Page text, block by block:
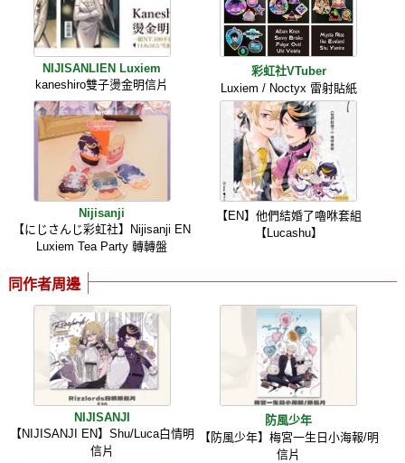
NIJISANLIEN Luxiem
kaneshiro雙子燙金明信片
彩虹社VTuber
Luxiem / Noctyx 雷射貼紙
Nijisanji
【にじさんじ彩虹社】Nijisanji EN
Luxiem Tea Party 轉轉盤
【EN】他們結婚了嚕咻套組
【Lucashu】
同作者周邊
NIJISANJI
【NIJISANJI EN】Shu/Luca白情明
信片
防風少年
【防風少年】梅宮一生日小海報/明
信片